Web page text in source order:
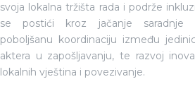
svoja lokalna tržišta rada i podrže
se postići kroz jačanje saradnje
poboljšanu koordinaciju između
aktera u zapošljavanju, te razvoj
lokalnih vještina i povezivanje.